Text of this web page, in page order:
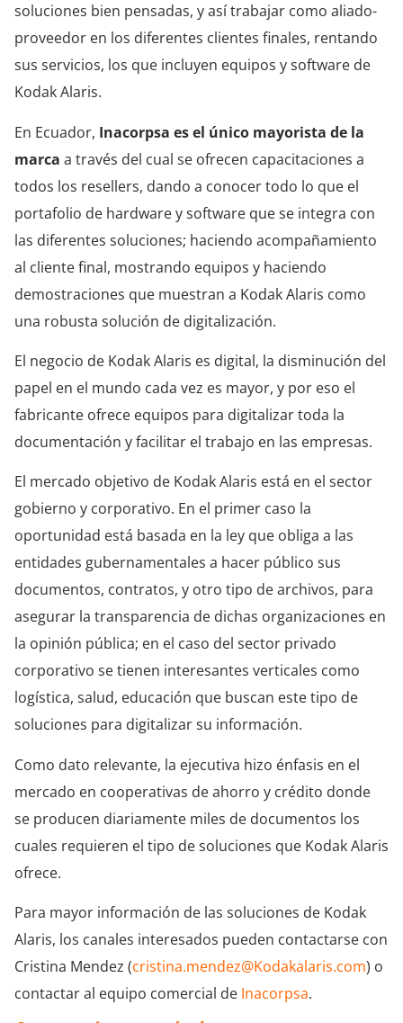
soluciones bien pensadas, y así trabajar como aliado-
proveedor en los diferentes clientes finales, rentando
sus servicios, los que incluyen equipos y software de
Kodak Alaris.
En Ecuador, Inacorpsa es el único mayorista de la
marca a través del cual se ofrecen capacitaciones a
todos los resellers, dando a conocer todo lo que el
portafolio de hardware y software que se integra con
las diferentes soluciones; haciendo acompañamiento
al cliente final, mostrando equipos y haciendo
demostraciones que muestran a Kodak Alaris como
una robusta solución de digitalización.
El negocio de Kodak Alaris es digital, la disminución del
papel en el mundo cada vez es mayor, y por eso el
fabricante ofrece equipos para digitalizar toda la
documentación y facilitar el trabajo en las empresas.
El mercado objetivo de Kodak Alaris está en el sector
gobierno y corporativo. En el primer caso la
oportunidad está basada en la ley que obliga a las
entidades gubernamentales a hacer público sus
documentos, contratos, y otro tipo de archivos, para
asegurar la transparencia de dichas organizaciones en
la opinión pública; en el caso del sector privado
corporativo se tienen interesantes verticales como
logística, salud, educación que buscan este tipo de
soluciones para digitalizar su información.
Como dato relevante, la ejecutiva hizo énfasis en el
mercado en cooperativas de ahorro y crédito donde
se producen diariamente miles de documentos los
cuales requieren el tipo de soluciones que Kodak Alaris
ofrece.
Para mayor información de las soluciones de Kodak
Alaris, los canales interesados pueden contactarse con
Cristina Mendez (cristina.mendez@Kodakalaris.com) o
contactar al equipo comercial de Inacorpsa.